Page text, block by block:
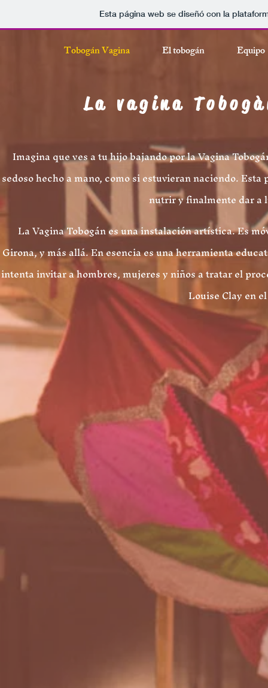
Esta página web se diseñó con la
Tobogán Vagina El tobogán Equipo
La vagina Tobogàn
Imagina que ves a tu hijo bajando por la Vagina
sedoso hecho a mano, como si estuvieran naciendo.
nutrir y finalmente dar a
La Vagina Tobogán es una instalación artística. Es
Girona, y más allá. En esencia es una herramienta
intenta invitar a hombres, mujeres y niños a tratar el
Louise Clay en